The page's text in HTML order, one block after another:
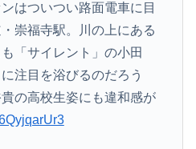
はついつい路面電車に目
崇福寺駅。川の上にある
「サイレント」の小田
注目を浴びるのだろう
の高校生姿にも違和感が